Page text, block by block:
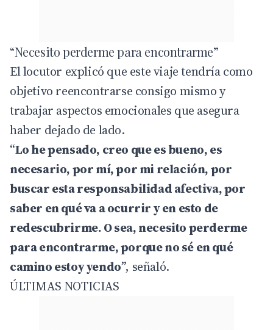
“Necesito perderme para encontrarme”
El locutor explicó que este viaje tendría como
objetivo reencontrarse consigo mismo y
trabajar aspectos emocionales que asegura
haber dejado de lado.
“Lo he pensado, creo que es bueno, es
necesario, por mí, por mi relación, por
buscar esta responsabilidad afectiva, por
saber en qué va a ocurrir y en esto de
redescubrirme. O sea, necesito perderme
para encontrarme, porque no sé en qué
camino estoy yendo”, señaló.
ÚLTIMAS NOTICIAS